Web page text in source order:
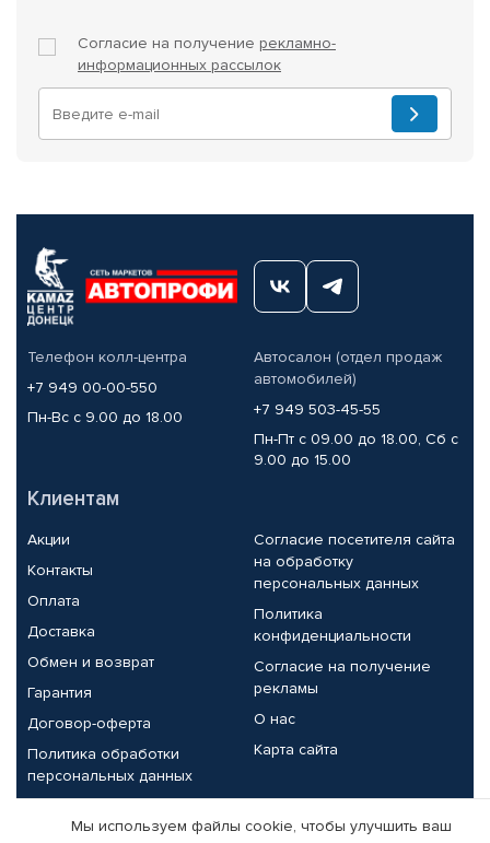
Согласие на получение рекламно-
информационных рассылок
Телефон колл-центра
+7 949 00-00-550
Пн-Вс с 9.00 до 18.00
Автосалон (отдел продаж
автомобилей)
+7 949 503-45-55
Пн-Пт с 09.00 до 18.00, Сб с
9.00 до 15.00
Клиентам
Акции
Контакты
Оплата
Доставка
Обмен и возврат
Гарантия
Договор-оферта
Политика обработки
персональных данных
Согласие посетителя сайта
на обработку
персональных данных
Политика
конфиденциальности
Согласие на получение
рекламы
О нас
Карта сайта
Партнерам
Мы используем файлы cookie, чтобы улучшить ваш